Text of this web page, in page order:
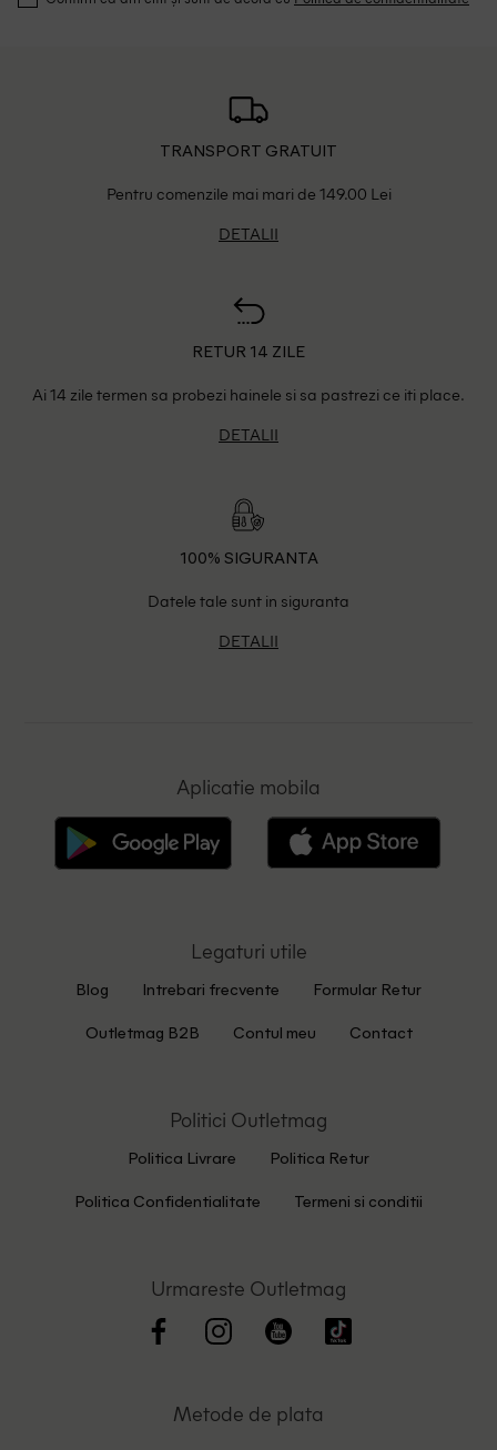
TRANSPORT GRATUIT
Pentru comenzile mai mari de 149.00 Lei
DETALII
RETUR 14 ZILE
Ai 14 zile termen sa probezi hainele si sa pastrezi ce iti place.
DETALII
100% SIGURANTA
Datele tale sunt in siguranta
DETALII
Aplicatie mobila
Legaturi utile
Blog Intrebari frecvente Formular Retur
Outletmag B2B Contul meu Contact
Politici Outletmag
Politica Livrare Politica Retur
Politica Confidentialitate Termeni si conditii
Urmareste Outletmag
Metode de plata